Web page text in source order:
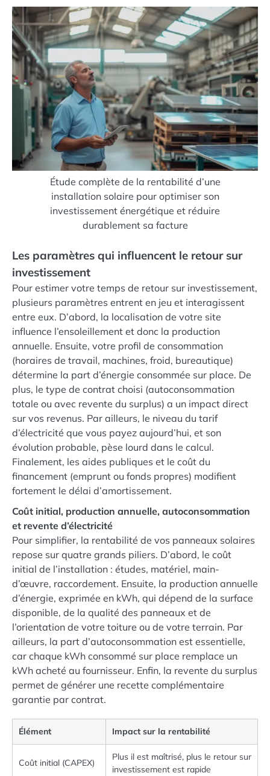
Étude complète de la rentabilité d’une
installation solaire pour optimiser son
investissement énergétique et réduire
durablement sa facture
Les paramètres qui influencent le retour sur
investissement
Pour estimer votre temps de retour sur investissement,
plusieurs paramètres entrent en jeu et interagissent
entre eux. D’abord, la localisation de votre site
influence l’ensoleillement et donc la production
annuelle. Ensuite, votre profil de consommation
(horaires de travail, machines, froid, bureautique)
détermine la part d’énergie consommée sur place. De
plus, le type de contrat choisi (autoconsommation
totale ou avec revente du surplus) a un impact direct
sur vos revenus. Par ailleurs, le niveau du tarif
d’électricité que vous payez aujourd’hui, et son
évolution probable, pèse lourd dans le calcul.
Finalement, les aides publiques et le coût du
financement (emprunt ou fonds propres) modifient
fortement le délai d’amortissement.
Coût initial, production annuelle, autoconsommation
et revente d’électricité
Pour simplifier, la rentabilité de vos panneaux solaires
repose sur quatre grands piliers. D’abord, le coût
initial de l’installation : études, matériel, main-
d’œuvre, raccordement. Ensuite, la production annuelle
d’énergie, exprimée en kWh, qui dépend de la surface
disponible, de la qualité des panneaux et de
l’orientation de votre toiture ou de votre terrain. Par
ailleurs, la part d’autoconsommation est essentielle,
car chaque kWh consommé sur place remplace un
kWh acheté au fournisseur. Enfin, la revente du surplus
permet de générer une recette complémentaire
garantie par contrat.
Élément Impact sur la rentabilité
Coût initial (CAPEX)
Plus il est maîtrisé, plus le retour sur
investissement est rapide